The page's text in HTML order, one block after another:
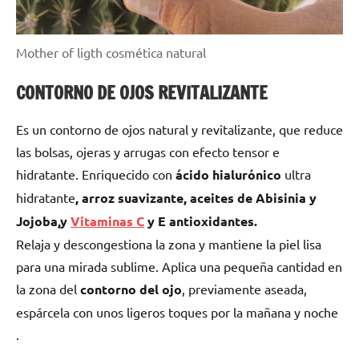
Mother of ligth cosmética natural
CONTORNO DE OJOS REVITALIZANTE
Es un contorno de ojos natural y revitalizante, que reduce
las bolsas, ojeras y arrugas con efecto tensor e
hidratante. Enriquecido con ácido hialurónico ultra
hidratante, arroz suavizante, aceites de Abisinia y
Jojoba,yVitaminas Cy E antioxidantes.
Relaja y descongestiona la zona y mantiene la piel lisa
para una mirada sublime. Aplica una pequeña cantidad en
la zona del contorno del ojo, previamente aseada,
espárcela con unos ligeros toques por la mañana y noche
.